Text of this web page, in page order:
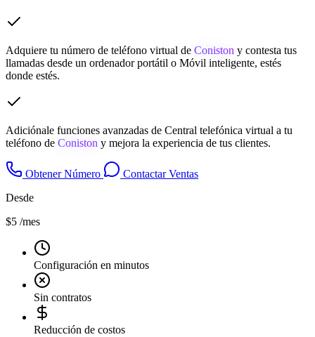
Adquiere tu número de teléfono virtual de Coniston y contesta tus
llamadas desde un ordenador portátil o Móvil inteligente, estés
donde estés.
Adiciónale funciones avanzadas de Central telefónica virtual a tu
teléfono de Coniston y mejora la experiencia de tus clientes.
Obtener Número
Contactar Ventas
Desde
$5 /mes
Configuración en minutos
Sin contratos
Reducción de costos